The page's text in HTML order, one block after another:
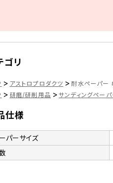
ゴリ
> アストロプロダクツ > 耐水ペーパ
> 研磨/研削用品 > サンディングペーパ
仕様
パーサイズ